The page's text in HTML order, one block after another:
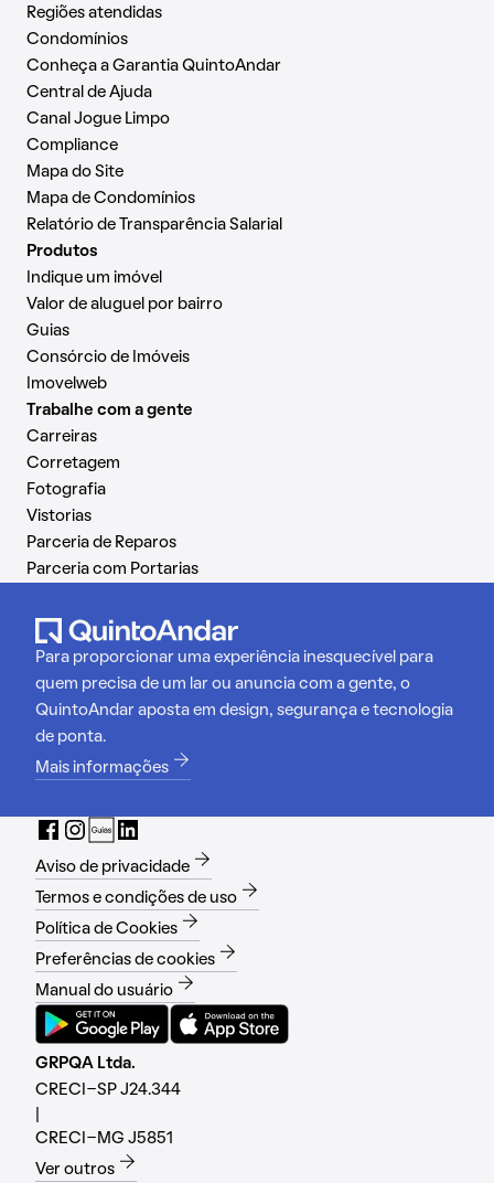
Regiões atendidas
Condomínios
Conheça a Garantia QuintoAndar
Central de Ajuda
Canal Jogue Limpo
Compliance
Mapa do Site
Mapa de Condomínios
Relatório de Transparência Salarial
Produtos
Indique um imóvel
Valor de aluguel por bairro
Guias
Consórcio de Imóveis
Imovelweb
Trabalhe com a gente
Carreiras
Corretagem
Fotografia
Vistorias
Parceria de Reparos
Parceria com Portarias
Para proporcionar uma experiência inesquecível para
quem precisa de um lar ou anuncia com a gente, o
QuintoAndar aposta em design, segurança e tecnologia
de ponta.
Mais informações
Aviso de privacidade
Termos e condições de uso
Política de Cookies
Preferências de cookies
Manual do usuário
GRPQA Ltda.
CRECI-SP J24.344
CRECI-MG J5851
Ver outros